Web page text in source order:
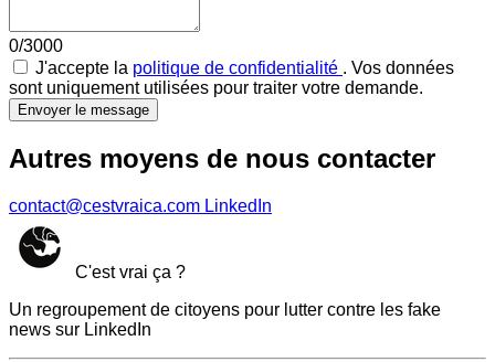
0/3000
J'accepte la politique de confidentialité . Vos données
sont uniquement utilisées pour traiter votre demande.
Envoyer le message
Autres moyens de nous contacter
contact@cestvraica.com LinkedIn
C'est vrai ça ?
Un regroupement de citoyens pour lutter contre les fake
news sur LinkedIn